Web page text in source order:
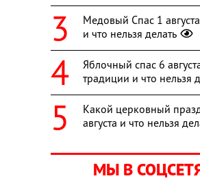
Медовый Спас 1
и что нельзя делать
Яблочный спас 6
традиции и что нельзя
Какой церковный
августа и что нельзя
МЫ В